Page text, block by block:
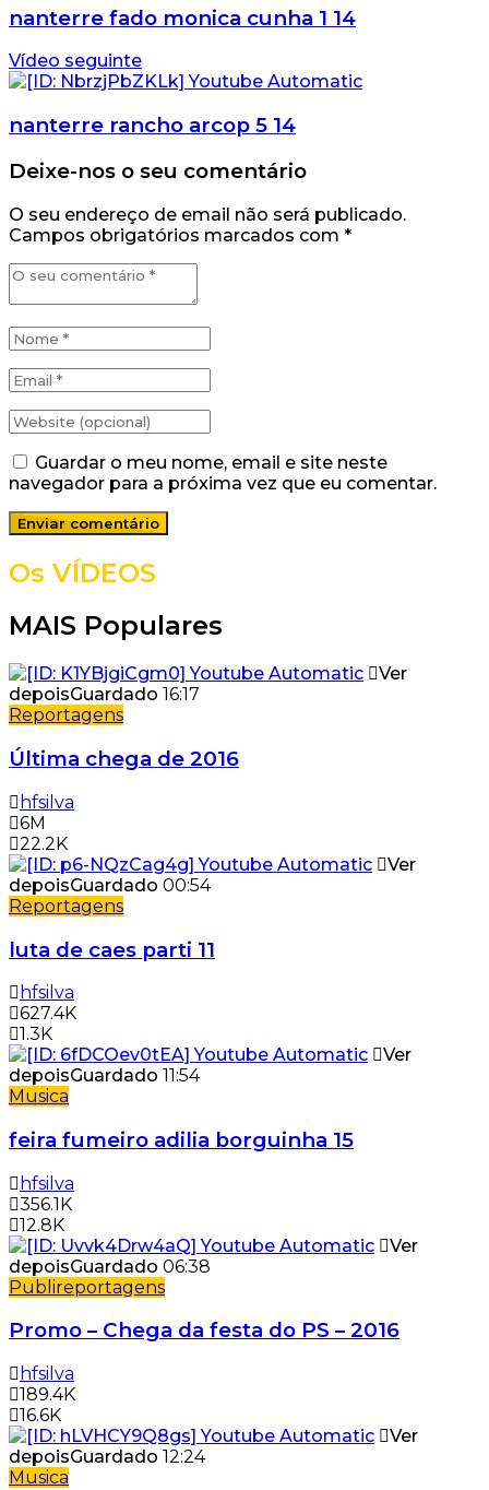
nanterre fado monica cunha 1 14
Vídeo seguinte
nanterre rancho arcop 5 14
Deixe-nos o seu comentário
O seu endereço de email não será publicado.
Campos obrigatórios marcados com *
Guardar o meu nome, email e site neste
navegador para a próxima vez que eu comentar.
Os VÍDEOS
MAIS Populares
Ver
depoisGuardado 16:17
Reportagens
Última chega de 2016
hfsilva
6M
22.2K
Ver
depoisGuardado 00:54
Reportagens
luta de caes parti 11
hfsilva
627.4K
1.3K
Ver
depoisGuardado 11:54
Musica
feira fumeiro adilia borguinha 15
hfsilva
356.1K
12.8K
Ver
depoisGuardado 06:38
Publireportagens
Promo – Chega da festa do PS – 2016
hfsilva
189.4K
16.6K
Ver
depoisGuardado 12:24
Musica